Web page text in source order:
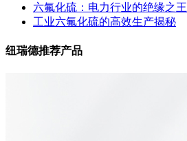
六氟化硫：电力行业的绝缘之王
工业六氟化硫的高效生产揭秘
纽瑞德推荐产品